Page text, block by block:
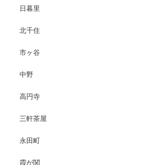
日暮里
北千住
市ヶ谷
中野
高円寺
三軒茶屋
永田町
霞が関